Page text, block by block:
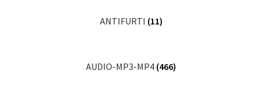
ANTIFURTI (11)
AUDIO-MP3-MP4 (466)